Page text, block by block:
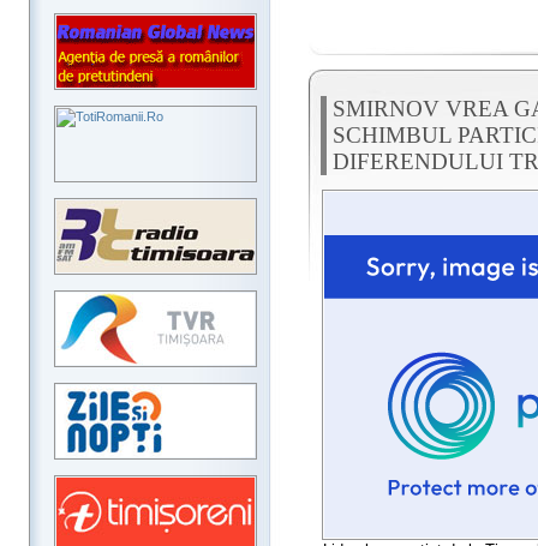
SMIRNOV VREA
SCHIMBUL
DIFERENDULUI